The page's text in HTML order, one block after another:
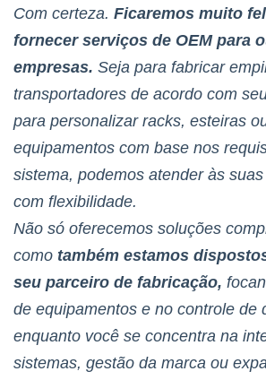
Com certeza. Ficaremos muito
fornecer serviços de OEM para
empresas. Seja para fabricar
transportadores de acordo com
para personalizar racks, esteiras
equipamentos com base nos
sistema, podemos atender às
com flexibilidade.
Não só oferecemos soluções
como também estamos
seu parceiro de fabricação,
de equipamentos e no controle de
enquanto você se concentra na
sistemas, gestão da marca ou